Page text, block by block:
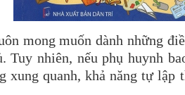
mong muốn dành những
Tuy nhiên, nếu phụ huynh
quanh, khả năng tự lập